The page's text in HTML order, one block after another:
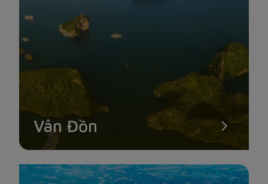
Vân Đồn